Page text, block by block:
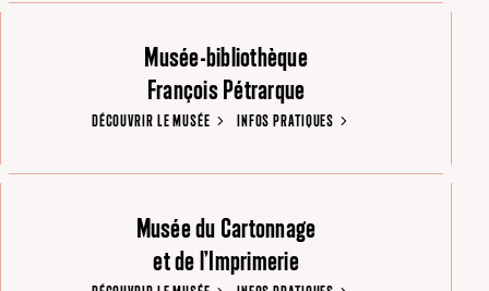
Musée-bibliothèque
François Pétrarque
DÉCOUVRIR LE MUSÉE INFOS PRATIQUES
Musée du Cartonnage
et de l’Imprimerie